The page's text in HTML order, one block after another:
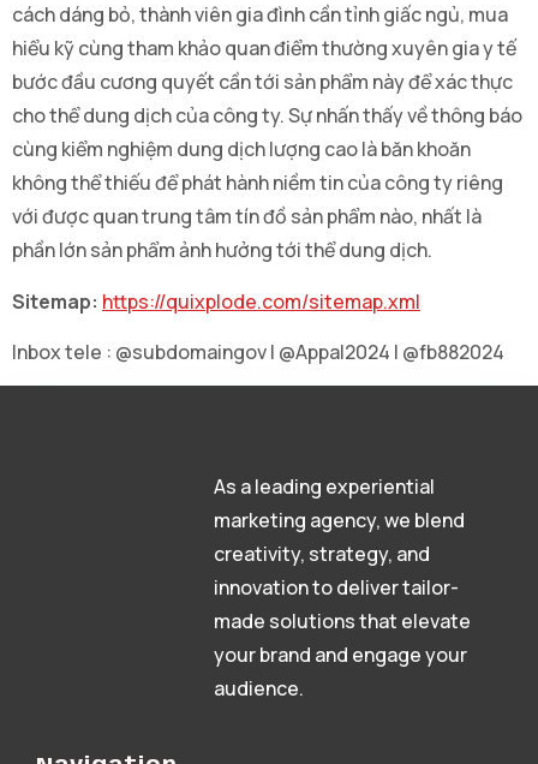
cách dáng bỏ, thành viên gia đình cần tỉnh giấc ngủ, mua
hiểu kỹ cùng tham khảo quan điểm thường xuyên gia y tế
bước đầu cương quyết cần tới sản phẩm này để xác thực
cho thể dung dịch của công ty. Sự nhấn thấy về thông báo
cùng kiểm nghiệm dung dịch lượng cao là băn khoăn
không thể thiếu để phát hành niềm tin của công ty riêng
với được quan trung tâm tín đồ sản phẩm nào, nhất là
phần lớn sản phẩm ảnh hưởng tới thể dung dịch.
Sitemap: https://quixplode.com/sitemap.xml
Inbox tele : @subdomaingov | @Appal2024 | @fb882024
As a leading experiential
marketing agency, we blend
creativity, strategy, and
innovation to deliver tailor-
made solutions that elevate
your brand and engage your
audience.